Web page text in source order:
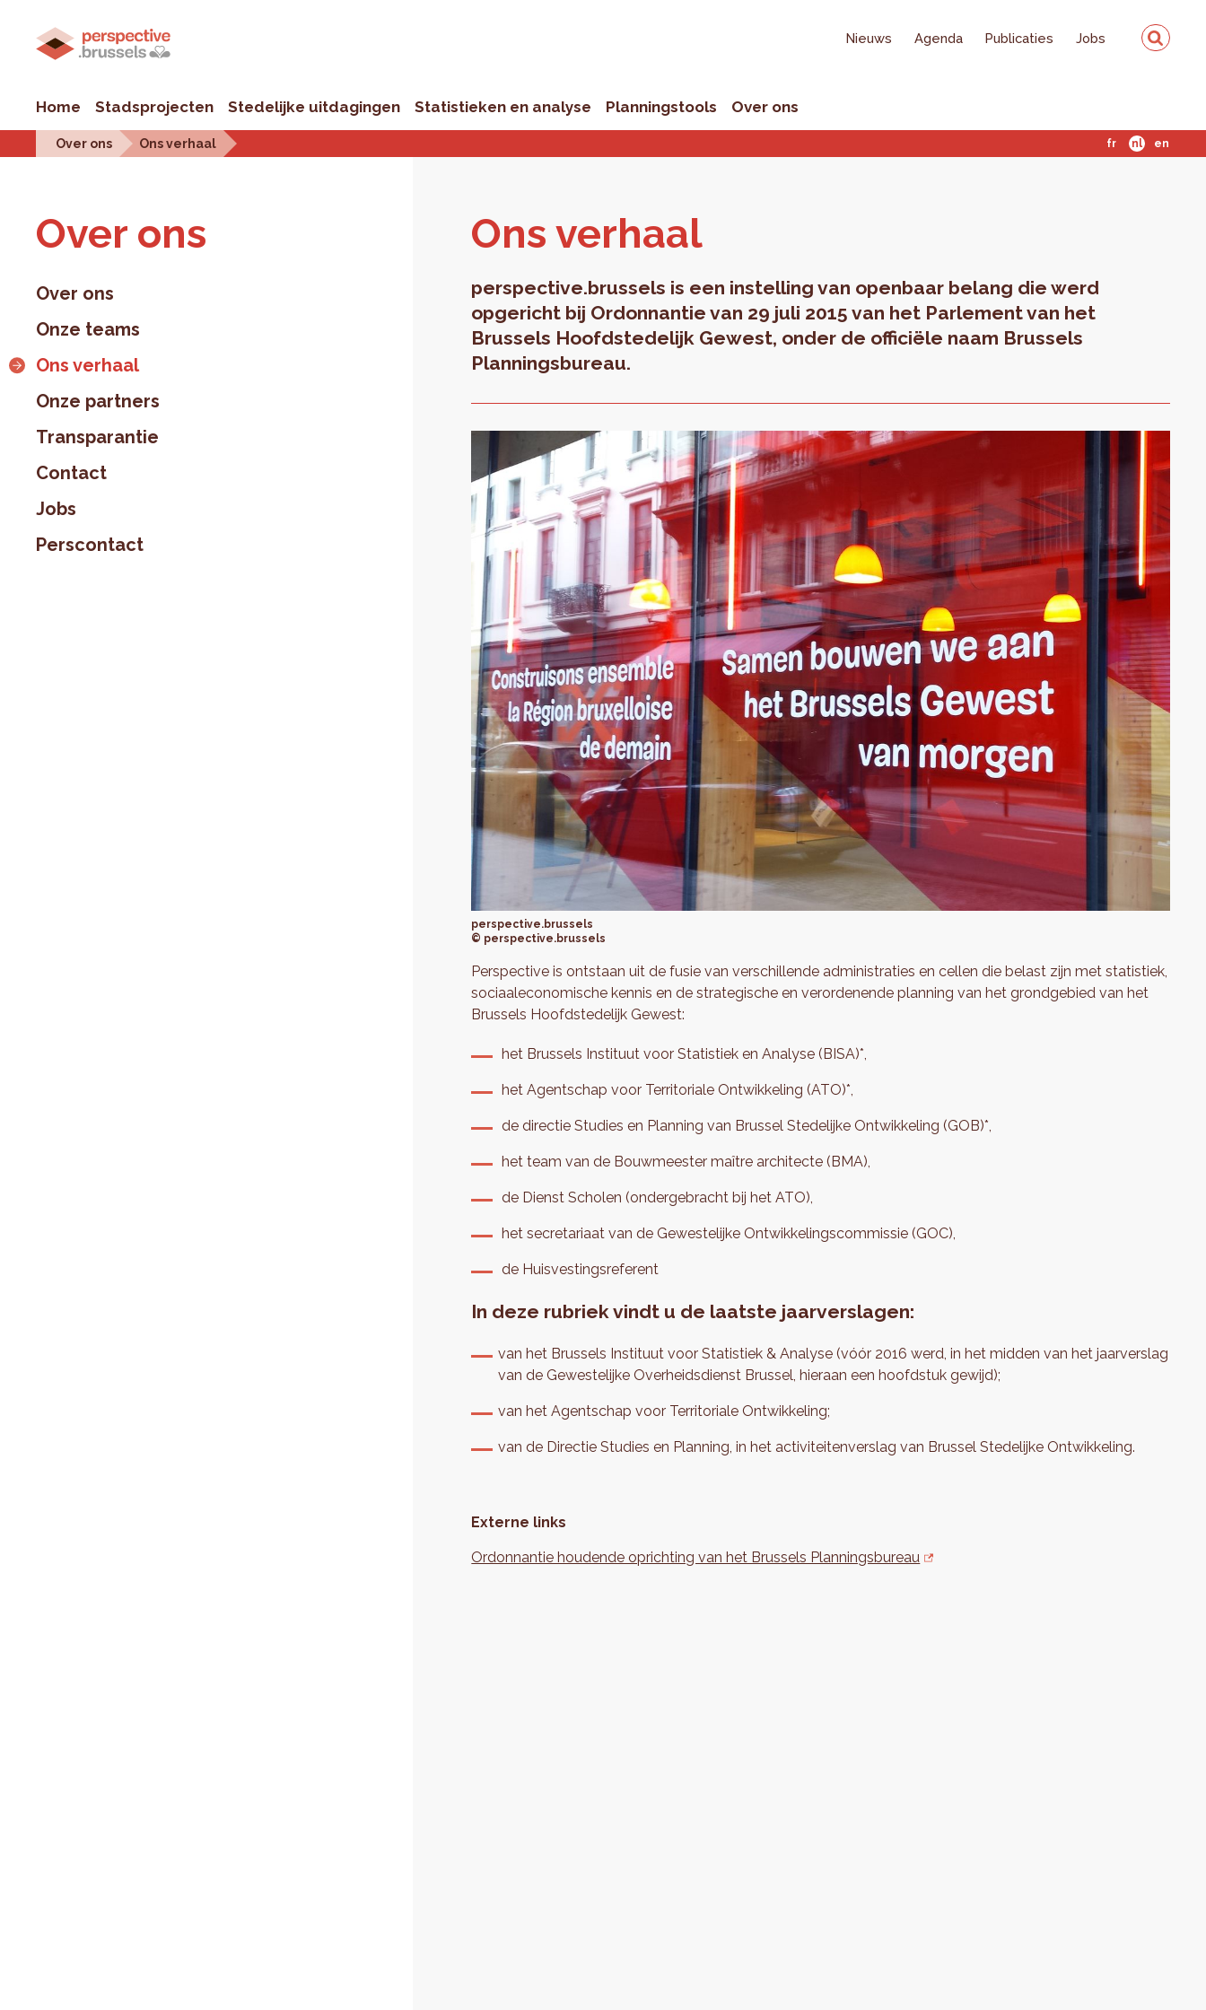
Nieuws Agenda Publicaties Jobs
Home Stadsprojecten Stedelijke uitdagingen Statistieken en analyse Planningstools Over ons
Over ons Ons verhaal fr nl en
Over ons
Over ons
Onze teams
Ons verhaal
Onze partners
Transparantie
Contact
Jobs
Perscontact
Ons ver­haal
perspective.brussels is een instelling van openbaar belang die werd
opgericht bij Ordonnantie van 29 juli 2015 van het Parlement van het
Brussels Hoofdstedelijk Gewest, onder de officiële naam Brussels
Planningsbureau.
perspective.brussels
© perspective.brussels
Perspective is ontstaan uit de fusie van verschillende administraties en cellen die belast zijn met statistiek,
sociaaleconomische kennis en de strategische en verordenende planning van het grondgebied van het
Brussels Hoofdstedelijk Gewest:
het Brussels Instituut voor Statistiek en Analyse (BISA)*,
het Agentschap voor Territoriale Ontwikkeling (ATO)*,
de directie Studies en Planning van Brussel Stedelijke Ontwikkeling (GOB)*,
het team van de Bouwmeester maître architecte (BMA),
de Dienst Scholen (ondergebracht bij het ATO),
het secretariaat van de Gewestelijke Ontwikkelingscommissie (GOC),
de Huisvestingsreferent
In deze rubriek vindt u de laatste jaarverslagen:
van het Brussels Instituut voor Statistiek & Analyse (vóór 2016 werd, in het midden van het jaarverslag
van de Gewestelijke Overheidsdienst Brussel, hieraan een hoofdstuk gewijd);
van het Agentschap voor Territoriale Ontwikkeling;
van de Directie Studies en Planning, in het activiteitenverslag van Brussel Stedelijke Ontwikkeling.
Externe links
Ordonnantie houdende oprichting van het Brussels Planningsbureau